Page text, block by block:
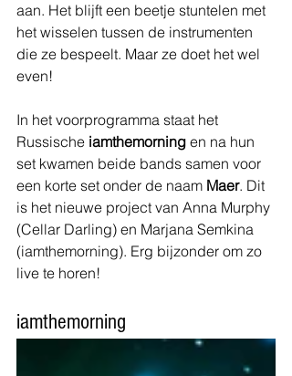
aan. Het blijft een beetje stuntelen met
het wisselen tussen de instrumenten
die ze bespeelt. Maar ze doet het wel
even!
In het voorprogramma staat het
Russische iamthemorning en na hun
set kwamen beide bands samen voor
een korte set onder de naam Maer. Dit
is het nieuwe project van Anna Murphy
(Cellar Darling) en Marjana Semkina
(iamthemorning). Erg bijzonder om zo
live te horen!
iamthemorning